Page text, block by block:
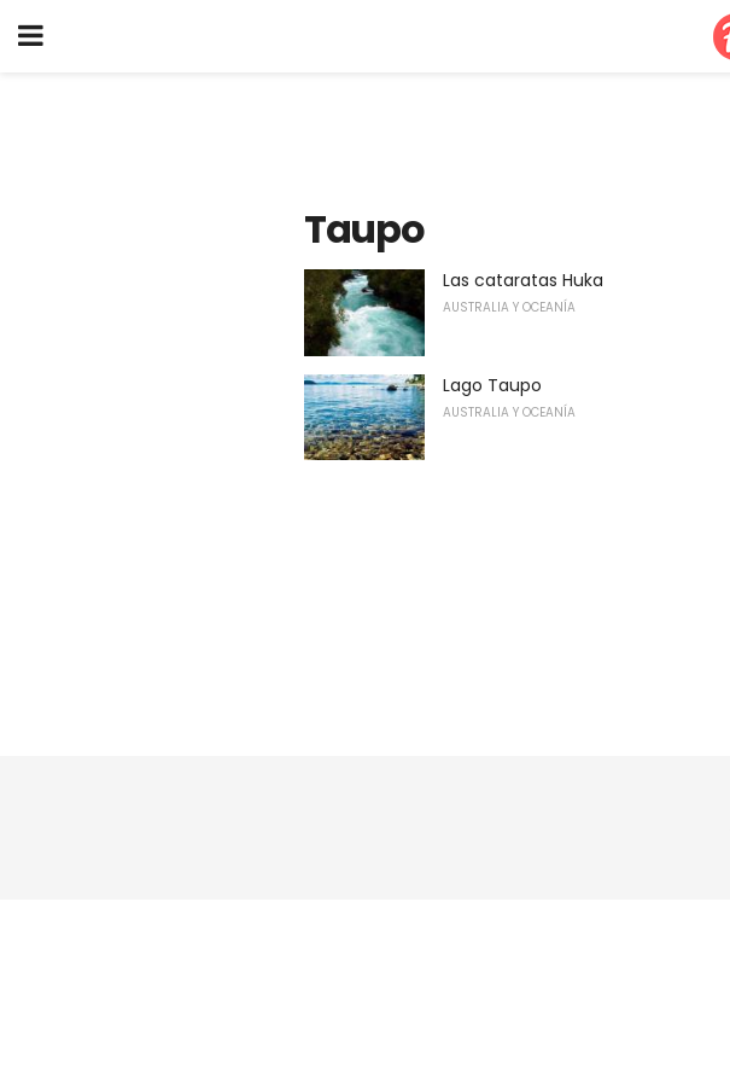
Taupo
Las cataratas Huka
AUSTRALIA Y OCEANÍA
Lago Taupo
AUSTRALIA Y OCEANÍA